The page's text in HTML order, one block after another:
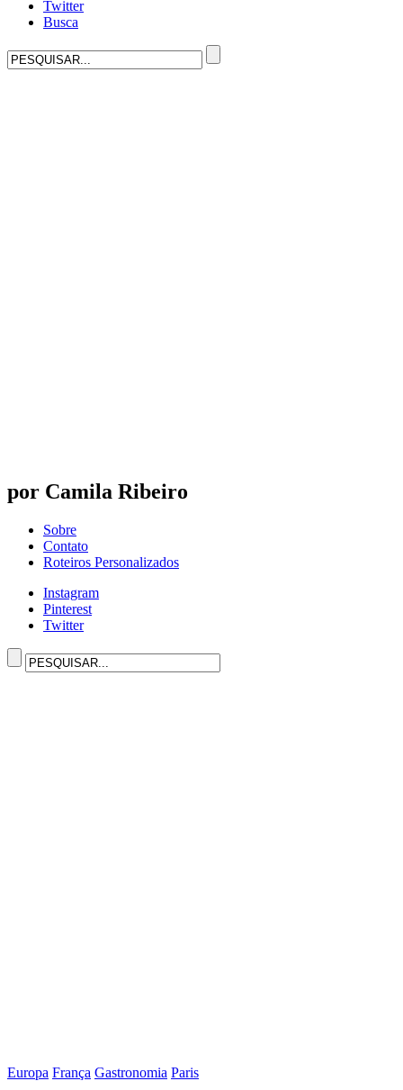
Twitter
Busca
por Camila Ribeiro
Sobre
Contato
Roteiros Personalizados
Instagram
Pinterest
Twitter
Europa França Gastronomia Paris